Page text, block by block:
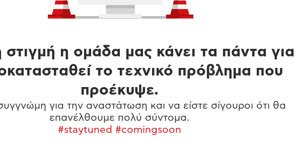
στιγμή η ομάδα μας κάνει τα πάντα για
το τεχνικό πρόβλημα που
προέκυψε.
για την αναστάτωση και να είστε σίγουροι ότι θα
επανέλθουμε πολύ σύντομα.
#staytuned #comingsoon